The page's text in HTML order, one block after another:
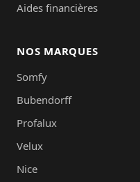
Aides financières
NOS MARQUES
Somfy
Bubendorff
Profalux
Velux
Nice